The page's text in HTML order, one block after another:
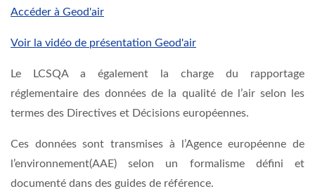
Accéder à Geod'air
Voir la vidéo de présentation Geod'air
Le LCSQA a également la charge du rapportage
réglementaire des données de la qualité de l’air selon les
termes des Directives et Décisions européennes.
Ces données sont transmises à l’Agence européenne de
l’environnement(AAE) selon un formalisme défini et
documenté dans des guides de référence.